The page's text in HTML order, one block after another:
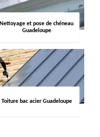
Nettoyage et pose de chéneau
Guadeloupe
Toiture bac acier Guadeloupe